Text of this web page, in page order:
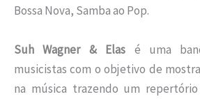
Bossa Nova, Samba ao Pop.
Suh Wagner & Elas é uma
musicistas com o objetivo de
na música trazendo um